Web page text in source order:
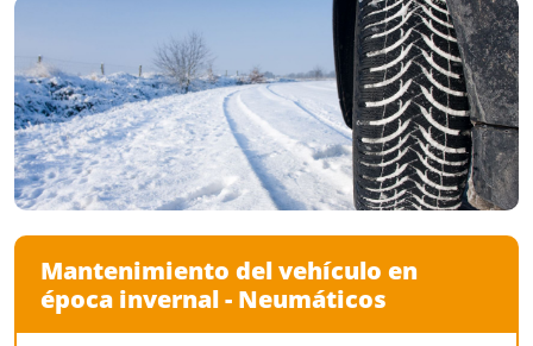
Mantenimiento del vehículo en
época invernal - Neumáticos